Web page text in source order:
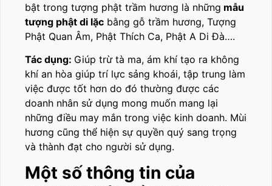
bật trong tượng phật trầm hương là những mẫu
tượng phật di lặc bằng gỗ trầm hương, Tượng
Phật Quan Âm, Phật Thích Ca, Phật A Di Đà….
Tác dụng: Giúp trừ tà ma, ám khí tạo ra không
khí an hòa giúp trí lực sảng khoái, tập trung làm
việc được tốt hơn do đó thường được các
doanh nhân sử dụng mong muốn mang lại
những điều may mắn trong việc kinh doanh. Mùi
hương cũng thể hiện sự quyền quý sang trọng
và thành đạt cho người sử dụng.
Một số thông tin của